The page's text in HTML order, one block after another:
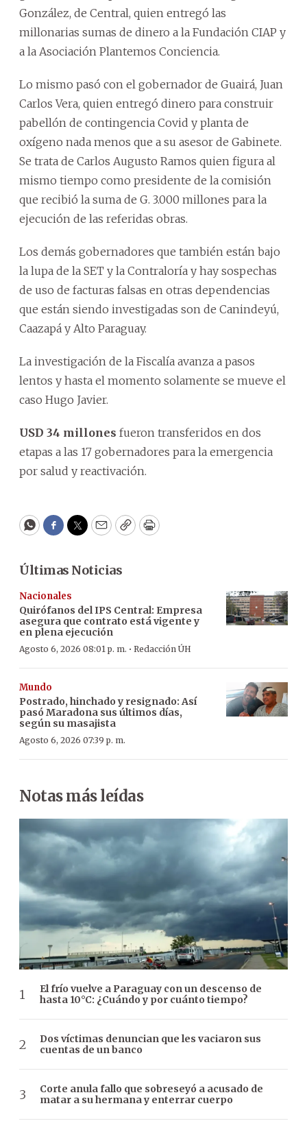
González, de Central, quien entregó las
millonarias sumas de dinero a la Fundación CIAP y
a la Asociación Plantemos Conciencia.
Lo mismo pasó con el gobernador de Guairá, Juan
Carlos Vera, quien entregó dinero para construir
pabellón de contingencia Covid y planta de
oxígeno nada menos que a su asesor de Gabinete.
Se trata de Carlos Augusto Ramos quien figura al
mismo tiempo como presidente de la comisión
que recibió la suma de G. 3.000 millones para la
ejecución de las referidas obras.
Los demás gobernadores que también están bajo
la lupa de la SET y la Contraloría y hay sospechas
de uso de facturas falsas en otras dependencias
que están siendo investigadas son de Canindeyú,
Caazapá y Alto Paraguay.
La investigación de la Fiscalía avanza a pasos
lentos y hasta el momento solamente se mueve el
caso Hugo Javier.
USD 34 millones fueron transferidos en dos
etapas a las 17 gobernadores para la emergencia
por salud y reactivación.
WhatsApp
Facebook
Twitter
EmailCopyPrint
Últimas Noticias
Nacionales
Quirófanos del IPS Central: Empresa
asegura que contrato está vigente y
en plena ejecución
Agosto 6, 2026 08:01 p. m. · Redacción ÚH
Mundo
Postrado, hinchado y resignado: Así
pasó Maradona sus últimos días,
según su masajista
Agosto 6, 2026 07:39 p. m.
Notas más leídas
El frío vuelve a Paraguay con un descenso de
hasta 10°C: ¿Cuándo y por cuánto tiempo?
Dos víctimas denuncian que les vaciaron sus
cuentas de un banco
Corte anula fallo que sobreseyó a acusado de
matar a su hermana y enterrar cuerpo